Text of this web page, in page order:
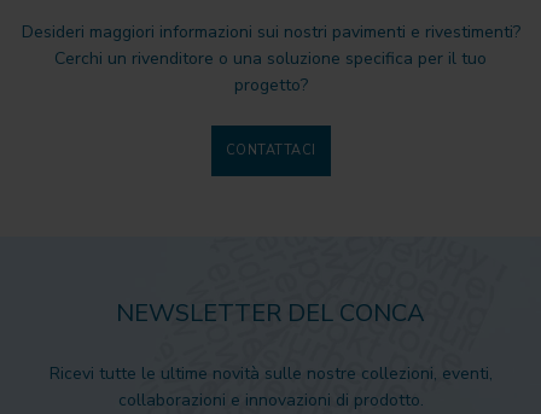
Desideri maggiori informazioni sui nostri pavimenti e rivestimenti?
Cerchi un rivenditore o una soluzione specifica per il tuo
progetto?
CONTATTACI
NEWSLETTER DEL CONCA
Ricevi tutte le ultime novità sulle nostre collezioni, eventi,
collaborazioni e innovazioni di prodotto.